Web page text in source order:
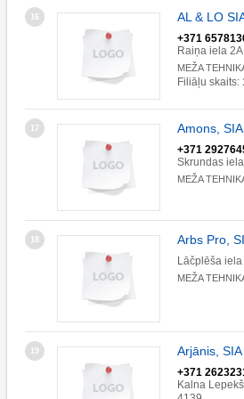
16 AL & LO
+371
Raiņa iela
MEŽA
Filiāļu skaits:
17 Amons, SIA
+371
Skrundas
MEŽA
18 Arbs Pro,
Lāčplēša iela
MEŽA
19 Arjānis, SIA
+371
Kalna